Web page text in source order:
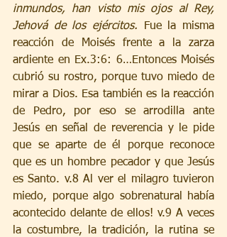
inmundos, han visto mis ojos al Rey,
Jehová de los ejércitos.
Fue la misma
reacción de Moisés frente a la zarza
ardiente en Ex.3:6: 6…Entonces Moisés
cubrió su rostro, porque tuvo miedo de
mirar a Dios. Esa también es la reacción
de Pedro, por eso se arrodilla ante
Jesús en señal de reverencia y le pide
que se aparte de él porque reconoce
que es un hombre pecador y que Jesús
es Santo. v.8 Al ver el milagro tuvieron
miedo, porque algo sobrenatural había
acontecido delante de ellos! v.9 A veces
la costumbre, la tradición, la rutina se